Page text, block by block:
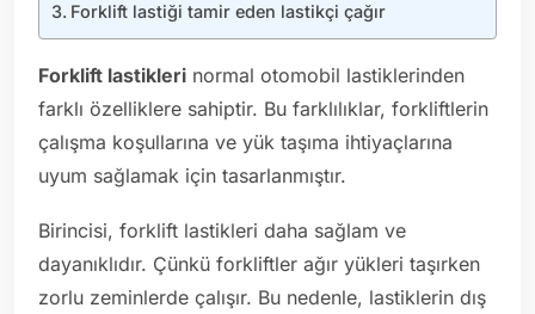
Forklift lastiği tamir eden lastikçi çağır
Forklift lastikleri normal otomobil lastiklerinden
farklı özelliklere sahiptir. Bu farklılıklar, forkliftlerin
çalışma koşullarına ve yük taşıma ihtiyaçlarına
uyum sağlamak için tasarlanmıştır.
Birincisi, forklift lastikleri daha sağlam ve
dayanıklıdır. Çünkü forkliftler ağır yükleri taşırken
zorlu zeminlerde çalışır. Bu nedenle, lastiklerin dış